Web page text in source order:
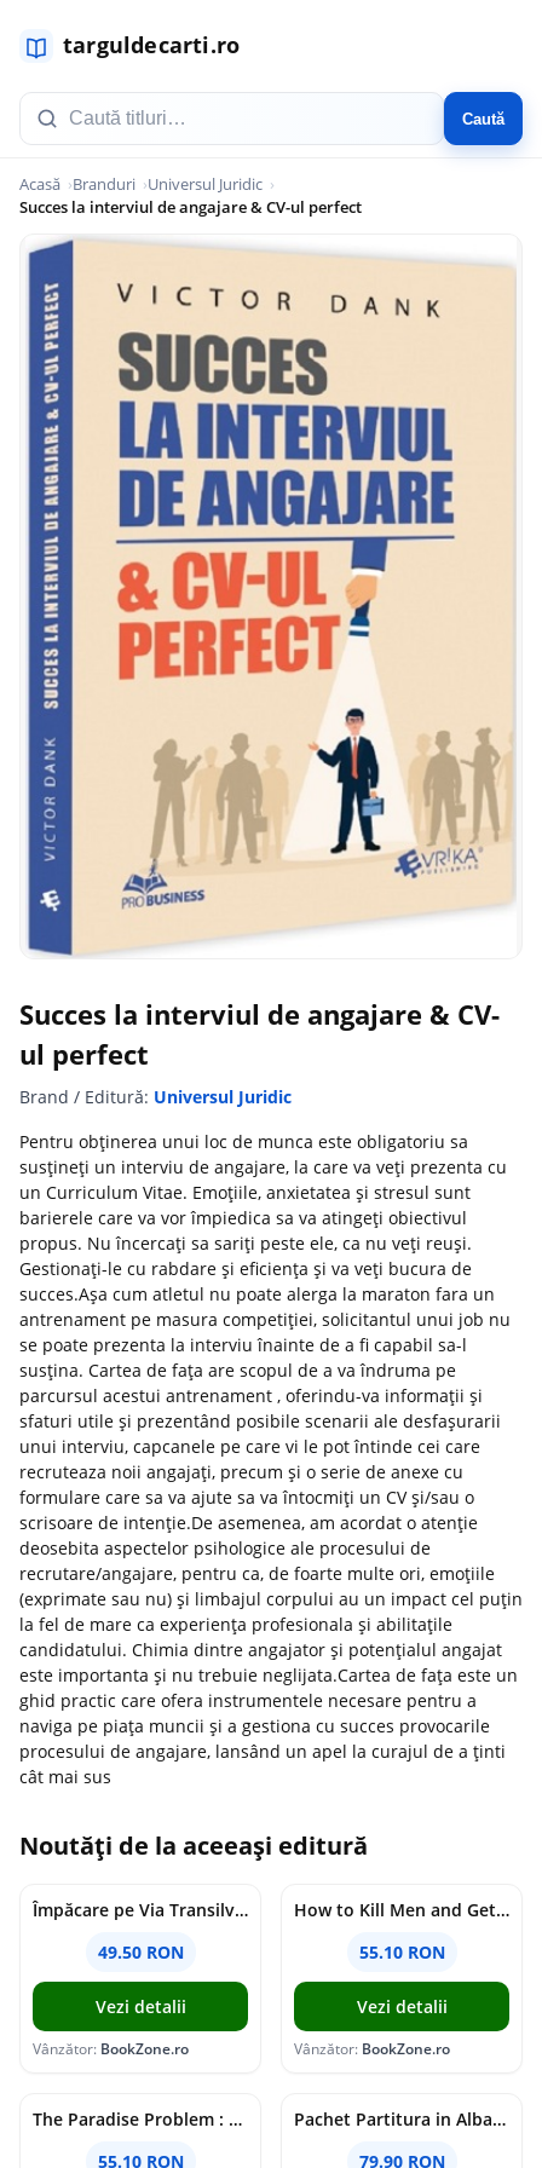
Caută
Acasă Branduri
Universul Juridic
Succes la interviul de angajare & CV-ul perfect
Succes la interviul de angajare & CV-
ul perfect
Brand / Editură: Universul Juridic
Pentru obținerea unui loc de munca este obligatoriu sa
susțineți un interviu de angajare, la care va veți prezenta cu
un Curriculum Vitae. Emoțiile, anxietatea și stresul sunt
barierele care va vor împiedica sa va atingeți obiectivul
propus. Nu încercați sa sariți peste ele, ca nu veți reuși.
Gestionați-le cu rabdare și eficiența și va veți bucura de
succes.Așa cum atletul nu poate alerga la maraton fara un
antrenament pe masura competiției, solicitantul unui job nu
se poate prezenta la interviu înainte de a fi capabil sa-l
susțina. Cartea de fața are scopul de a va îndruma pe
parcursul acestui antrenament , oferindu-va informații și
sfaturi utile și prezentând posibile scenarii ale desfașurarii
unui interviu, capcanele pe care vi le pot întinde cei care
recruteaza noii angajați, precum și o serie de anexe cu
formulare care sa va ajute sa va întocmiți un CV și/sau o
scrisoare de intenție.De asemenea, am acordat o atenție
deosebita aspectelor psihologice ale procesului de
recrutare/angajare, pentru ca, de foarte multe ori, emoțiile
(exprimate sau nu) și limbajul corpului au un impact cel puțin
la fel de mare ca experiența profesionala și abilitațile
candidatului. Chimia dintre angajator și potențialul angajat
este importanta și nu trebuie neglijata.Cartea de fața este un
ghid practic care ofera instrumentele necesare pentru a
naviga pe piața muncii și a gestiona cu succes provocarile
procesului de angajare, lansând un apel la curajul de a ținti
cât mai sus
Noutăți de la aceeași editură
Împăcare pe Via Transilvanica
49.50 RON
Vezi detalii
Vânzător: BookZone.ro
How to Kill Men and Get Away With It : Book 1
55.10 RON
Vezi detalii
Vânzător: BookZone.ro
The Paradise Problem : A sparkling opposites-attract fake-dating romance
55.10 RON
Pachet Partitura in Albastru
79.90 RON